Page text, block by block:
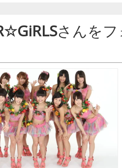
さんを